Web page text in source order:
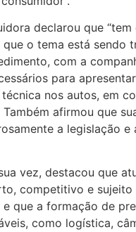
declarou que “tem
o tema está sendo
com a
para
nos autos, em
Também afirmou que
a legislação e
vez, destacou que
competitivo e sujeito
e que a formação de
como logística,